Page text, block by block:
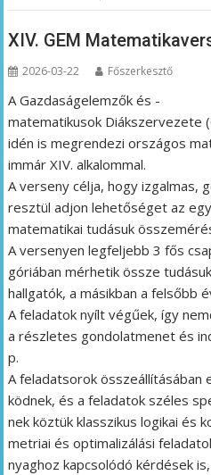
XIV. GEM
2026-03-22 Főszerkesztő
A Gazdaságelemzők és -
matematikusok Diákszervezete
idén is megrendezi országos
immár XIV. alkalommal.
A verseny célja, hogy izgalmas,
resztül adjon lehetőséget az
matematikai tudásuk
A versenyen legfeljebb 3 fős
góriában mérhetik össze
hallgatók, a másikban a felsőbb
A feladatok nyílt végűek, így
a részletes gondolatmenet és
p.
A feladatsorok
ködnek, és a feladatok széles
nek köztük klasszikus logikai és
metriai és optimalizálási
nyaghoz kapcsolódó kérdések